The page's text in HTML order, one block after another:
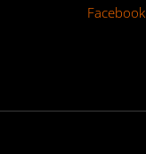
Facebook